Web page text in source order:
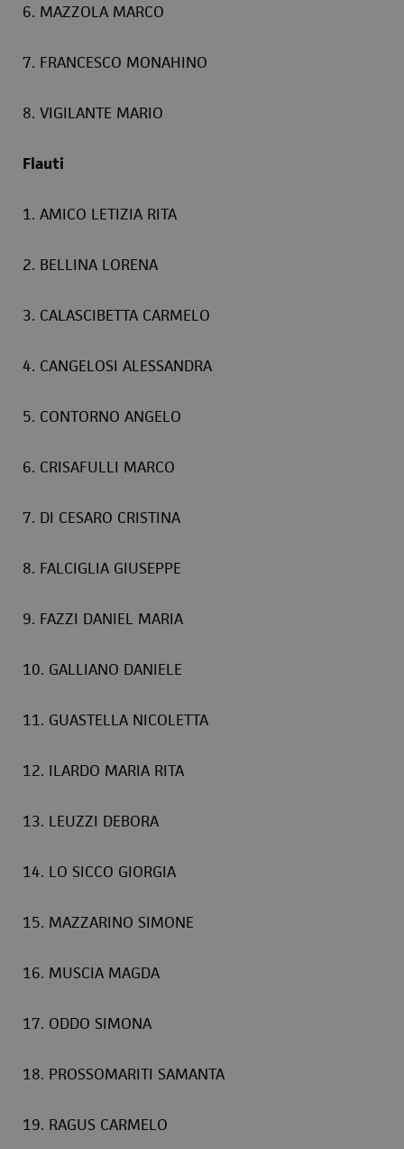
6. MAZZOLA MARCO
7. FRANCESCO MONAHINO
8. VIGILANTE MARIO
Flauti
1. AMICO LETIZIA RITA
2. BELLINA LORENA
3. CALASCIBETTA CARMELO
4. CANGELOSI ALESSANDRA
5. CONTORNO ANGELO
6. CRISAFULLI MARCO
7. DI CESARO CRISTINA
8. FALCIGLIA GIUSEPPE
9. FAZZI DANIEL MARIA
10. GALLIANO DANIELE
11. GUASTELLA NICOLETTA
12. ILARDO MARIA RITA
13. LEUZZI DEBORA
14. LO SICCO GIORGIA
15. MAZZARINO SIMONE
16. MUSCIA MAGDA
17. ODDO SIMONA
18. PROSSOMARITI SAMANTA
19. RAGUS CARMELO